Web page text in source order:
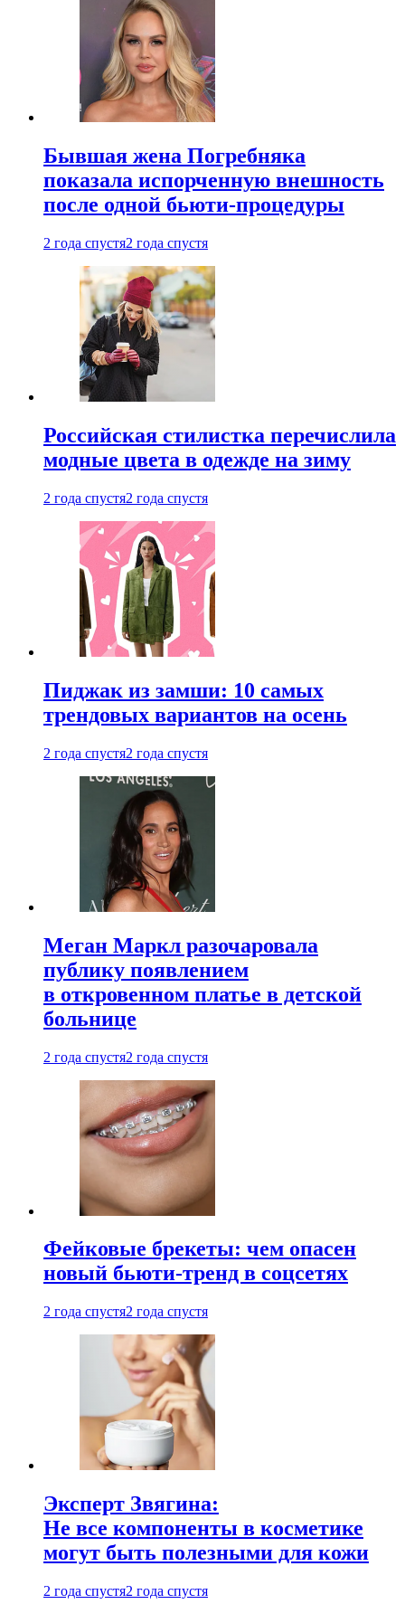
Бывшая жена Погребняка
показала испорченную внешность
после одной бьюти-процедуры
2 года спустя2 года спустя
Российская стилистка перечислила
модные цвета в одежде на зиму
2 года спустя2 года спустя
Пиджак из замши: 10 самых
трендовых вариантов на осень
2 года спустя2 года спустя
Меган Маркл разочаровала
публику появлением
в откровенном платье в детской
больнице
2 года спустя2 года спустя
Фейковые брекеты: чем опасен
новый бьюти-тренд в соцсетях
2 года спустя2 года спустя
Эксперт Звягина:
Не все компоненты в косметике
могут быть полезными для кожи
2 года спустя2 года спустя